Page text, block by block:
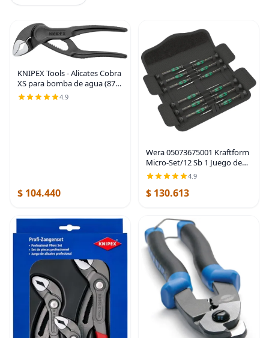
KNIPEX Tools - Alicates Cobra
XS para bomba de agua (87
00 100), 4 pulgadas
4.9
$ 104.440
Wera 05073675001 Kraftform
Micro-Set/12 Sb 1 Juego de
destornilladores
4.9
$ 130.613